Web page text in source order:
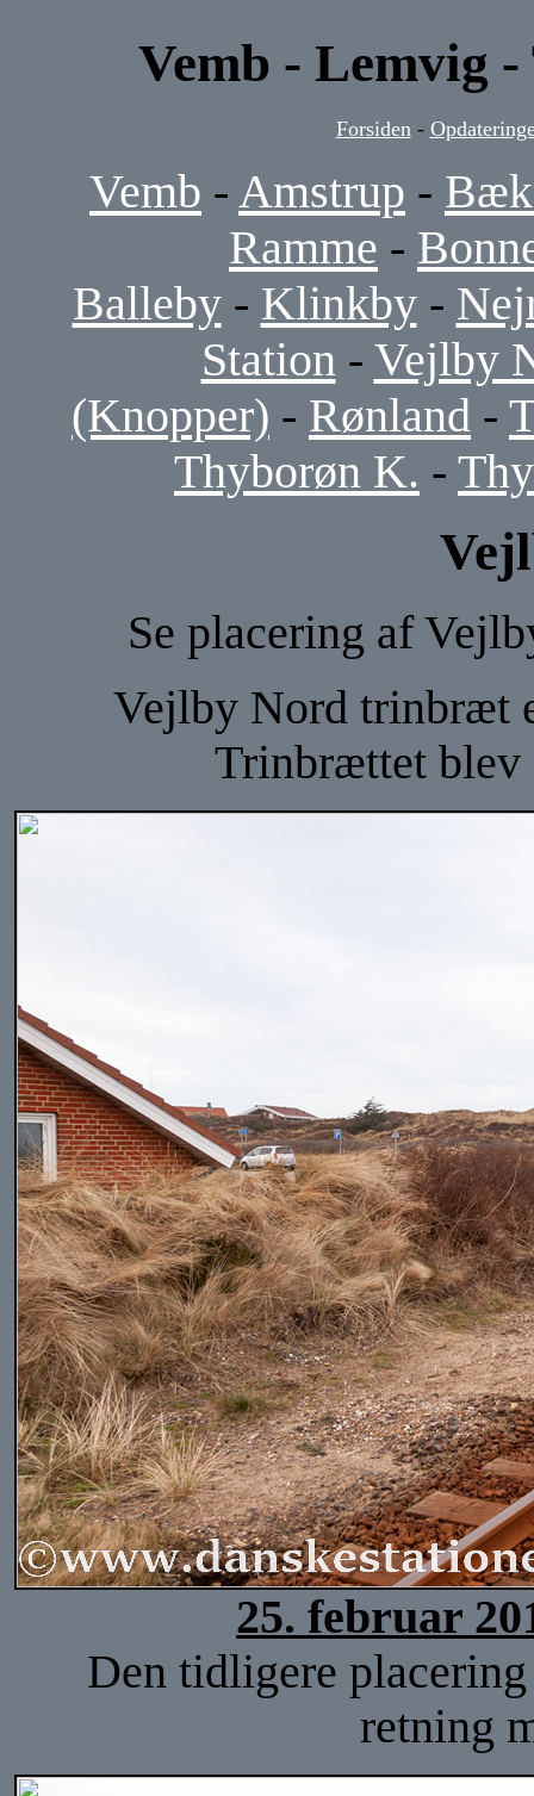
Vemb - Lemvig
Forsiden -
Vemb - Amstrup -
Ramme -
Balleby- Klinkby-
Station - Vejlby
(Knopper) - Rønland -
Thyborøn K. -
Se placering af
Vejlby Nord trinbræt
Trinbrættet blev
25. februar
Den tidligere
retning